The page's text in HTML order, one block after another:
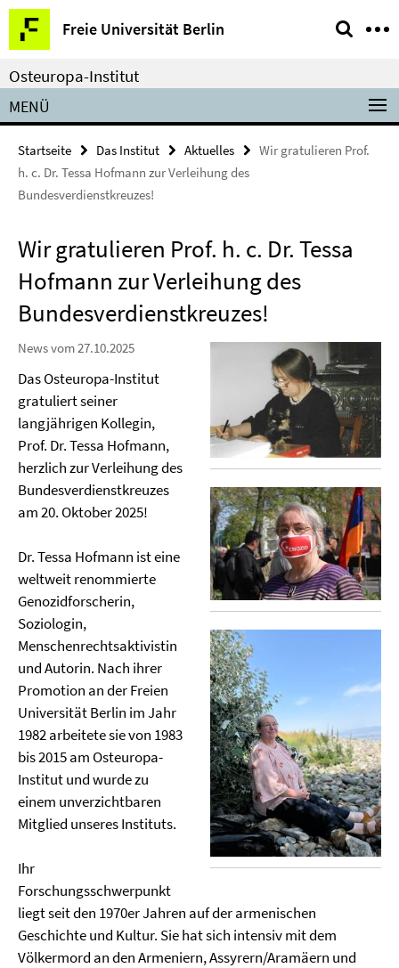
Springe
direkt
zu
Inhalt
Freie Universität Berlin
Service-
Navigation
Osteuropa-Institut
MENÜ
Startseite Das Institut Aktuelles
Wir gratulieren Prof.
h. c. Dr. Tessa Hofmann zur Verleihung des
Bundesverdienstkreuzes!
Wir gratulieren Prof. h. c. Dr. Tessa
Hofmann zur Verleihung des
Bundesverdienstkreuzes!
News vom 27.10.2025
Das Osteuropa-Institut
gratuliert seiner
langjährigen Kollegin,
Prof. Dr. Tessa Hofmann,
herzlich zur Verleihung des
Bundesverdienstkreuzes
am 20. Oktober 2025!
Dr. Tessa Hofmann ist eine
weltweit renommierte
Genozidforscherin,
Soziologin,
Menschenrechtsaktivistin
und Autorin. Nach ihrer
Promotion an der Freien
Universität Berlin im Jahr
1982 arbeitete sie von 1983
bis 2015 am Osteuropa-
Institut und wurde zu
einem unverzichtbaren
Mitglied unseres Instituts.
Ihr
Forschungsschwerpunkt
liegt seit den 1970er Jahren auf der armenischen
Geschichte und Kultur. Sie hat sich intensiv mit dem
Völkermord an den Armeniern, Assyrern/Aramäern und